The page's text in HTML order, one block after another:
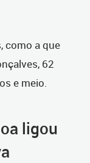
como a que
62
e meio.
ligou